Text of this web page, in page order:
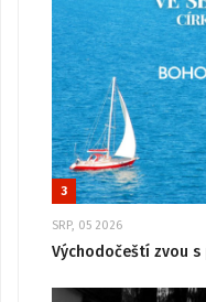
3
SRP, 05 2026
Východočeští zvou